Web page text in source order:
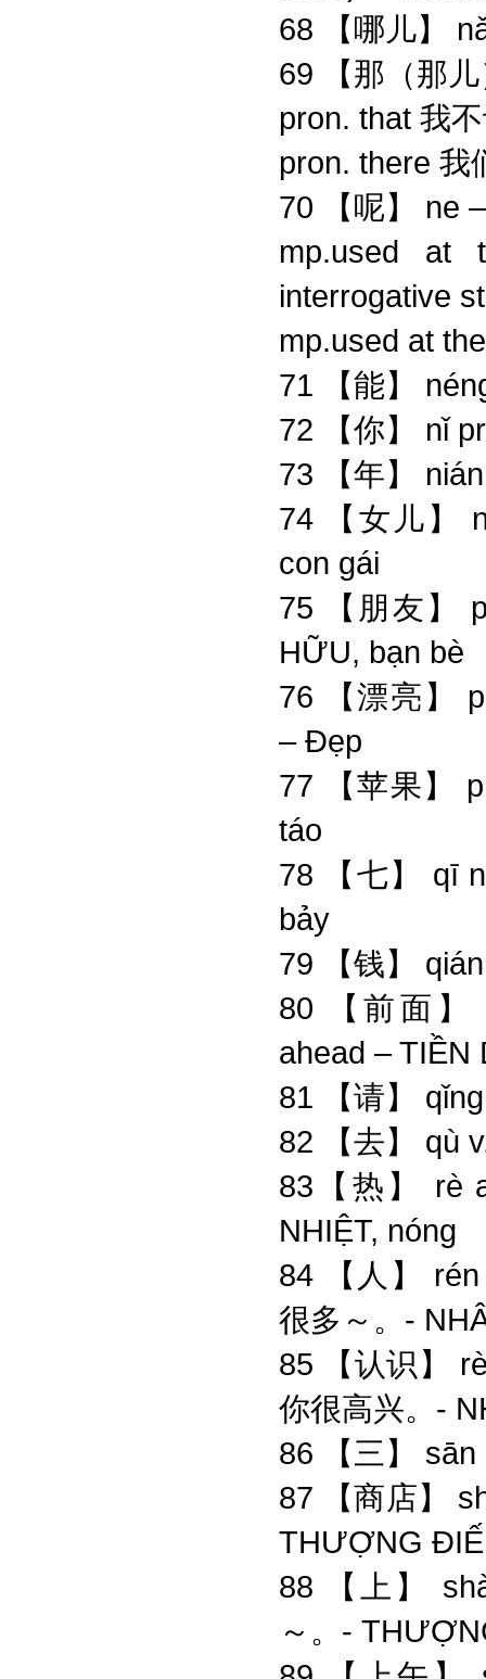
68 【哪儿】
69 【那（那
pron. that 我
pron. there 我
70 【呢】 ne
mp.used at
interrogative
mp.used at
71 【能】
72 【你】 nǐ
73 【年】
74 【女儿】
con gái
75 【朋友】
HỮU, bạn bè
76 【漂亮】
– Đẹp
77 【苹果】
táo
78 【七】 qī
bảy
79 【钱】
80 【前面】
ahead –
81 【请】
82 【去】 qù
83【热】 rè
NHIỆT, nóng
84 【人】
很多～。-
85 【认识】
你很高兴。-
86 【三】
87 【商店】
THƯỢNG
88 【上】
～。-